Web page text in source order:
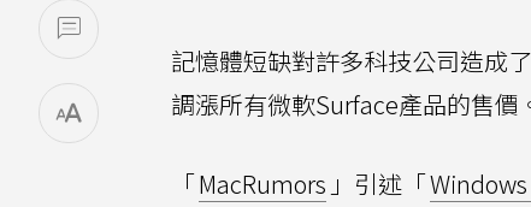
記憶體短缺對許多科技公司造成
調漲所有微軟Surface產品的售價
「MacRumors 」引述「